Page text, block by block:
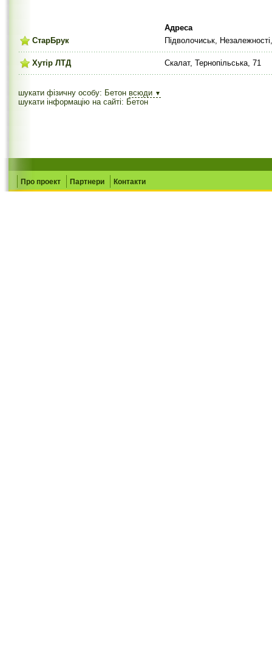
Адреса
СтарБрук
Підволочиськ,
Хутір ЛТД Скалат, Тернопільська, 71
шукати фізичну особу: Бетон всюди ▼
шукати інформацію на сайті: Бетон
Про проект Партнери Контакти